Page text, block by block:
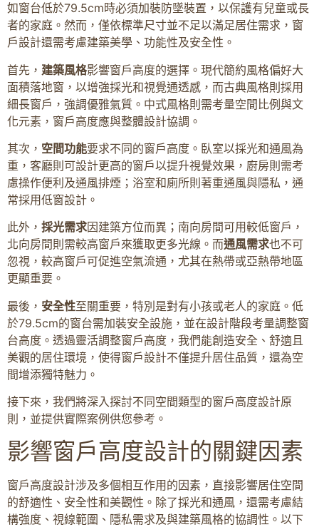
如窗台低於79.5cm時必須加裝防墜裝置，以保護有兒童或長
者的家庭。然而，僅依標準尺寸並不足以滿足居住需求，窗
戶設計還需考慮建築美學、功能性及安全性。
首先， 建築風格影響窗戶高度的選擇。現代簡約風格偏好大
面積落地窗，以增強採光和視覺通透感，而古典風格則採用
細長窗戶，強調優雅氣質。中式風格則需考量空間比例與文
化元素，窗戶高度應與整體設計協調。
其次， 空間功能要求不同的窗戶高度。臥室以採光和通風為
重，客廳則可設計更高的窗戶以提升視覺效果，廚房則需考
慮操作便利及通風排煙；浴室和廁所則著重通風與隱私，通
常採用低窗設計。
此外， 採光需求因建築方位而異；南向房間可用較低窗戶，
北向房間則需較高窗戶來獲取更多光線。而通風需求也不可
忽視，較高窗戶可促進空氣流通，尤其在熱帶或亞熱帶地區
更顯重要。
最後， 安全性至關重要，特別是對有小孩或老人的家庭。低
於79.5cm的窗台需加裝安全設施，並在設計階段考量調整窗
台高度。透過靈活調整窗戶高度，我們能創造安全、舒適且
美觀的居住環境，使得窗戶設計不僅提升居住品質，還為空
間增添獨特魅力。
接下來，我們將深入探討不同空間類型的窗戶高度設計原
則，並提供實際案例供您參考。
影響窗戶高度設計的關鍵因素
窗戶高度設計涉及多個相互作用的因素，直接影響居住空間
的舒適性、安全性和美觀性。除了採光和通風，還需考慮結
構強度、視線範圍、隱私需求及與建築風格的協調性。以下